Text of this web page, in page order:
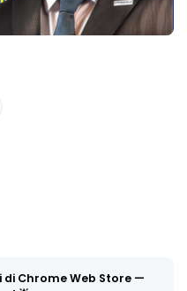
di Chrome Web Store —